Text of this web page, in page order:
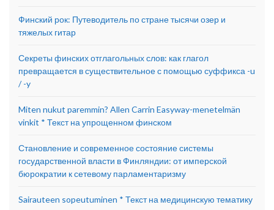
Финский рок: Путеводитель по стране тысячи озер и
тяжелых гитар
Секреты финских отглагольных слов: как глагол
превращается в существительное с помощью суффикса -u
/ -y
Miten nukut paremmin? Allen Carrin Easyway-menetelmän
vinkit * Текст на упрощенном финском
Становление и современное состояние системы
государственной власти в Финляндии: от имперской
бюрократии к сетевому парламентаризму
Sairauteen sopeutuminen * Текст на медицинскую тематику